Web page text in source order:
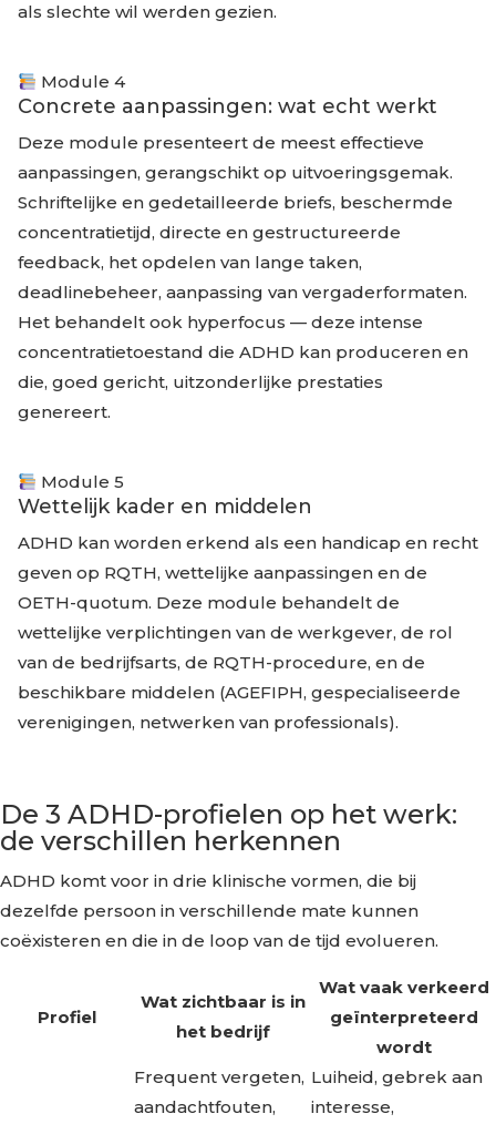
als slechte wil werden gezien.
Module 4
Concrete aanpassingen: wat echt werkt
Deze module presenteert de meest effectieve
aanpassingen, gerangschikt op uitvoeringsgemak.
Schriftelijke en gedetailleerde briefs, beschermde
concentratietijd, directe en gestructureerde
feedback, het opdelen van lange taken,
deadlinebeheer, aanpassing van vergaderformaten.
Het behandelt ook hyperfocus — deze intense
concentratietoestand die ADHD kan produceren en
die, goed gericht, uitzonderlijke prestaties
genereert.
Module 5
Wettelijk kader en middelen
ADHD kan worden erkend als een handicap en recht
geven op RQTH, wettelijke aanpassingen en de
OETH-quotum. Deze module behandelt de
wettelijke verplichtingen van de werkgever, de rol
van de bedrijfsarts, de RQTH-procedure, en de
beschikbare middelen (AGEFIPH, gespecialiseerde
verenigingen, netwerken van professionals).
De 3 ADHD-profielen op het werk:
de verschillen herkennen
ADHD komt voor in drie klinische vormen, die bij
dezelfde persoon in verschillende mate kunnen
coëxisteren en die in de loop van de tijd evolueren.
Profiel
Wat zichtbaar is in
het bedrijf
Wat vaak verkeerd
geïnterpreteerd
wordt
Frequent vergeten,
aandachtfouten,
Luiheid, gebrek aan
interesse,